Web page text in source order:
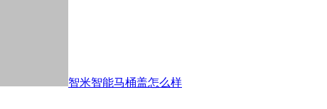
智米智能马桶盖怎么样